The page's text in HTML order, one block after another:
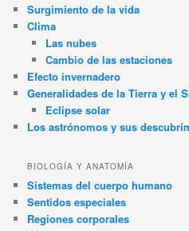
Surgimiento de la vida
Clima
Las nubes
Cambio de las estaciones
Efecto invernadero
Generalidades de la Tierra y el
Eclipse solar
Los astrónomos y sus
BIOLOGÍA Y ANATOMÍA
Sistemas del cuerpo humano
Sentidos especiales
Regiones corporales